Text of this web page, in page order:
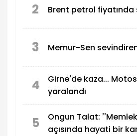
2 Brent petrol fiyatında
3 Memur-Sen
4
Girne'de kaza...
yaralandı
5
Ongun Talat:
açısında hayati bir